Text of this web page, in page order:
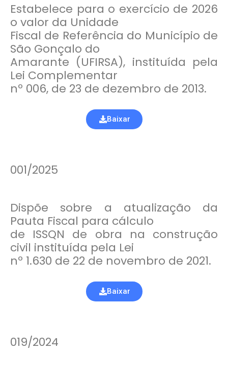
Estabelece para o exercício de 2026
o valor da Unidade
Fiscal de Referência do Município de
São Gonçalo do
Amarante (UFIRSA), instituída pela
Lei Complementar
nº 006, de 23 de dezembro de 2013.
Baixar
001/2025
Dispõe sobre a atualização da
Pauta Fiscal para cálculo
de ISSQN de obra na construção
civil instituída pela Lei
nº 1.630 de 22 de novembro de 2021.
Baixar
019/2024